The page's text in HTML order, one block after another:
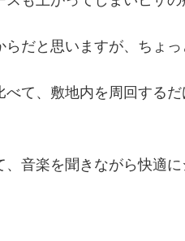
だと思いますが、ちょ
て、敷地内を周回する
音楽を聞きながら快適に